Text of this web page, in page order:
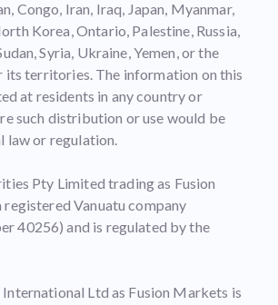
Congo, Iran, Iraq, Japan, Myanmar,
Korea, Ontario, Palestine, Russia,
Syria, Ukraine, Yemen, or the
its territories. The information on this
at residents in any country or
such distribution or use would be
law or regulation.
Pty Limited trading as Fusion
Vanuatu company
40256) and is regulated by the
Ltd as Fusion Markets is